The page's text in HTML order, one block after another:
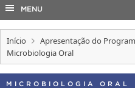
EDITAIS
OUVIDORIA
MENU
Início Apresentação do
Microbiologia Oral
MICROBIOLOGIA ORAL